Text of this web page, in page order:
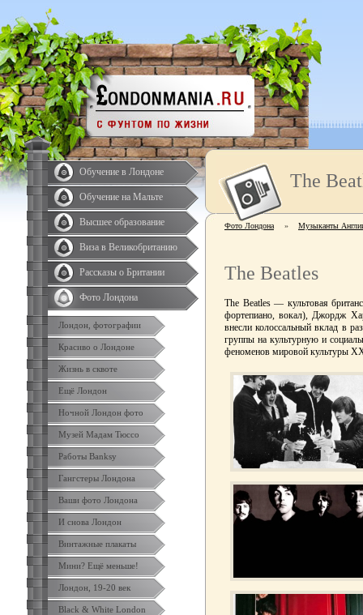
Обучение в Лондоне
Обучение на Мальте
Высшее образование
Виза в Великобританию
Рассказы о Британии
Фото Лондона
Лондон, фотографии
Красиво о Лондоне
Жизнь в сквоте
Ещё Лондон
Ночной Лондон фото
Музей Мадам Тюссо
Работы Banksy
Гангстеры Лондона
Ваши фото Лондона
И снова Лондон
Винтажные плакаты
Мини? Ещё меньше!
Лондон, 19-20 век
Black & White London
The
Фото Лондона » Музыканты
The Beatles
The Beatles — культовая
фортепиано, вокал), Джордж
внесли колоссальный вклад в
группы на культурную и
феноменов мировой культуры